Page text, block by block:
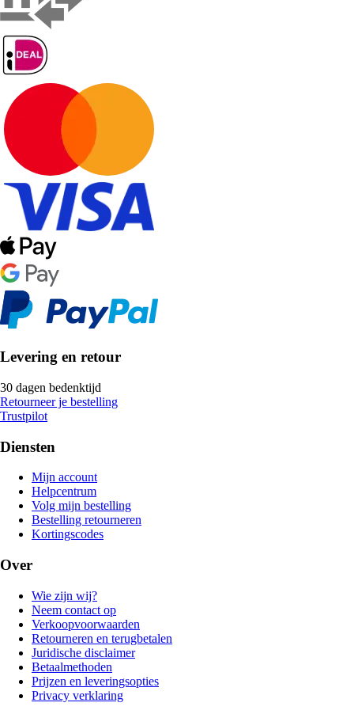
Levering en retour
30 dagen bedenktijd
Retourneer je bestelling
Trustpilot
Diensten
Mijn account
Helpcentrum
Volg mijn bestelling
Bestelling retourneren
Kortingscodes
Over
Wie zijn wij?
Neem contact op
Verkoopvoorwaarden
Retourneren en terugbetalen
Juridische disclaimer
Betaalmethoden
Prijzen en leveringsopties
Privacy verklaring